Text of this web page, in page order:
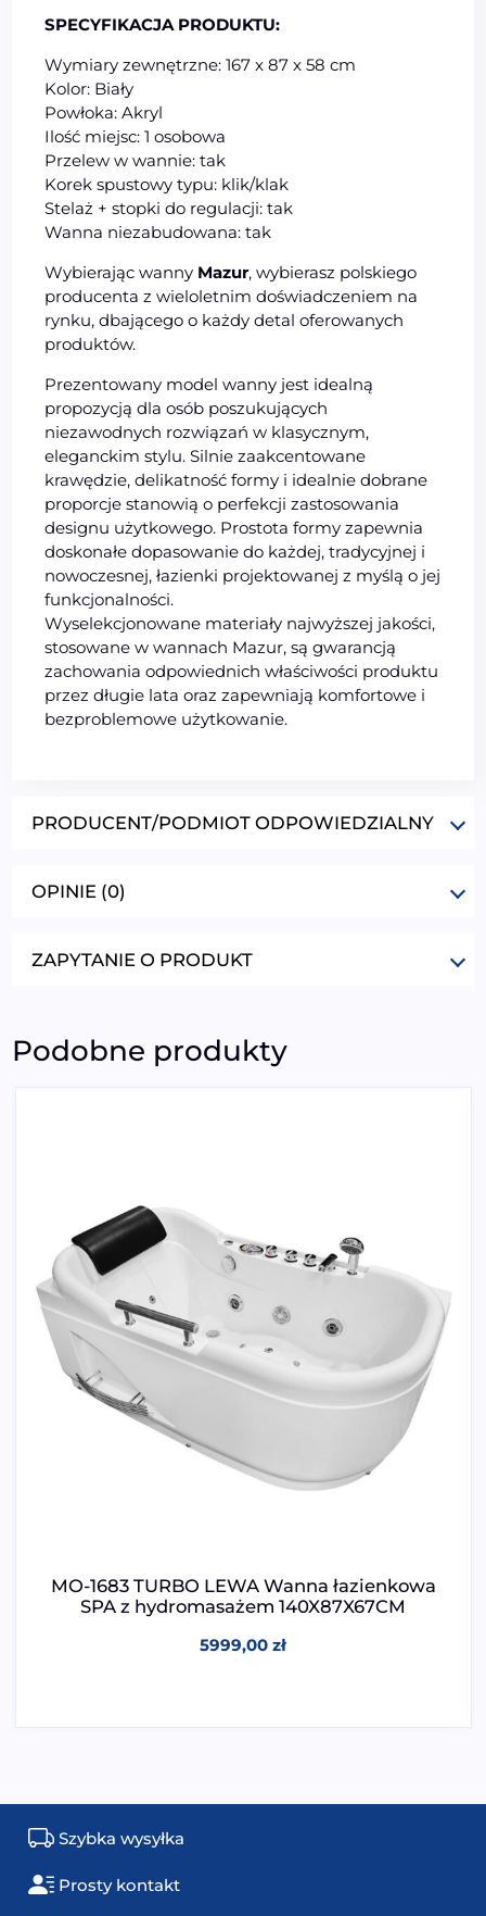
SPECYFIKACJA PRODUKTU:
Wymiary zewnętrzne: 167 x 87 x 58 cm
Kolor: Biały
Powłoka: Akryl
Ilość miejsc: 1 osobowa
Przelew w wannie: tak
Korek spustowy typu: klik/klak
Stelaż + stopki do regulacji: tak
Wanna niezabudowana: tak
Wybierając wanny Mazur, wybierasz polskiego
producenta z wieloletnim doświadczeniem na
rynku, dbającego o każdy detal oferowanych
produktów.
Prezentowany model wanny jest idealną
propozycją dla osób poszukujących
niezawodnych rozwiązań w klasycznym,
eleganckim stylu. Silnie zaakcentowane
krawędzie, delikatność formy i idealnie dobrane
proporcje stanowią o perfekcji zastosowania
designu użytkowego. Prostota formy zapewnia
doskonałe dopasowanie do każdej, tradycyjnej i
nowoczesnej, łazienki projektowanej z myślą o jej
funkcjonalności.
Wyselekcjonowane materiały najwyższej jakości,
stosowane w wannach Mazur, są gwarancją
zachowania odpowiednich właściwości produktu
przez długie lata oraz zapewniają komfortowe i
bezproblemowe użytkowanie.
PRODUCENT/PODMIOT ODPOWIEDZIALNY
OPINIE (0)
ZAPYTANIE O PRODUKT
Podobne produkty
MO-1683 TURBO LEWA Wanna łazienkowa
SPA z hydromasażem 140X87X67CM
5999,00zł
Szybka wysyłka
Prosty kontakt